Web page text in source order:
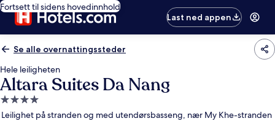
Fortsett til sidens hovedinnhold
Last ned appen
Se alle overnattingssteder
Hele leiligheten
Altara Suites Da Nang
Overnattingssted
med
Leilighet på stranden og med utendørsbasseng, nær My Khe-stranden